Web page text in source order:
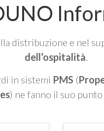
distribuzione e nel
dell’ospitalità
in sistemi PMS (
) ne fanno il suo punto